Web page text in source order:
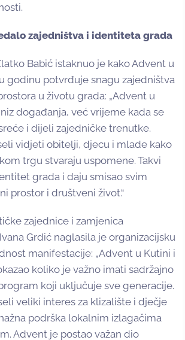
zajedništva i identiteta grada
Babić istaknuo je kako Advent u
godinu potvrđuje snagu zajedništva
u životu grada: „Advent u
događanja, već vrijeme kada se
i dijeli zajedničke trenutke.
vidjeti obitelji, djecu i mlade kako
trgu stvaraju uspomene. Takvi
grada i daju smisao svim
prostor i društveni život.“
zajednice i zamjenica
Grdić naglasila je organizacijsku
manifestacije: „Advent u Kutini i
koliko je važno imati sadržajno
koji uključuje sve generacije.
veliki interes za klizalište i dječje
podrška lokalnim izlagačima
Advent je postao važan dio